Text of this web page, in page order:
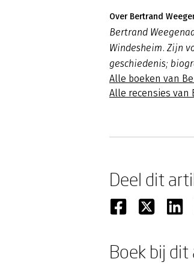
Over Bertrand
Bertrand
Windesheim. Zijn
geschiedenis;
Alle boeken van
Alle recensies van
Deel dit
Boek bij dit